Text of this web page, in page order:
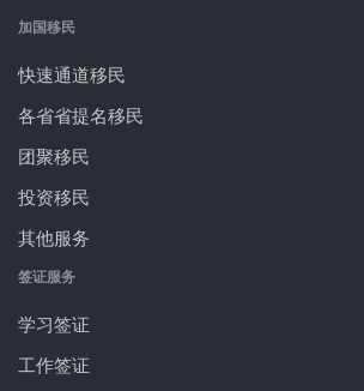
加国移民
快速通道移民
各省省提名移民
团聚移民
投资移民
其他服务
签证服务
学习签证
工作签证